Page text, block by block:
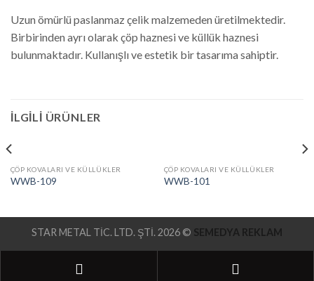
Uzun ömürlü paslanmaz çelik malzemeden üretilmektedir.
Birbirinden ayrı olarak çöp haznesi ve küllük haznesi
bulunmaktadır. Kullanışlı ve estetik bir tasarıma sahiptir.
İLGILI ÜRÜNLER
ÇÖP KOVALARI VE KÜLLÜKLER
WWB-109
ÇÖP KOVALARI VE KÜLLÜKLER
WWB-101
STAR METAL TİC. LTD. ŞTİ. 2026 © SEMEDYA REKLAM